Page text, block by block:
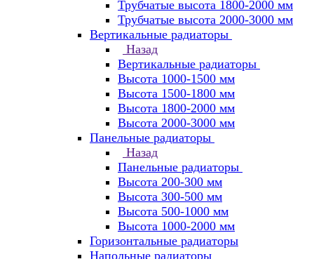
Трубчатые высота 1800-2000 мм
Трубчатые высота 2000-3000 мм
Вертикальные радиаторы
Назад
Вертикальные радиаторы
Высота 1000-1500 мм
Высота 1500-1800 мм
Высота 1800-2000 мм
Высота 2000-3000 мм
Панельные радиаторы
Назад
Панельные радиаторы
Высота 200-300 мм
Высота 300-500 мм
Высота 500-1000 мм
Высота 1000-2000 мм
Горизонтальные радиаторы
Напольные радиаторы